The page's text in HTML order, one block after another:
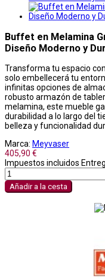
Buffet en Melamina
Diseño Moderno y
Transforma tu espacio con
solo embellecerá tu
infinitas opciones de
robusto armazón de
melamina, este mueble
durabilidad a lo largo del
belleza y funcionalidad
Marca: Meyvaser
405,90 €
Impuestos incluidos
Añadir a la cesta